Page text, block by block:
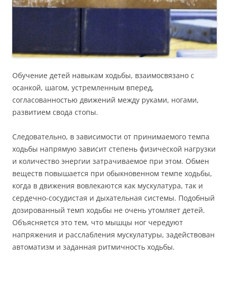
Обучение детей навыкам ходьбы, взаимосвязано с
осанкой, шагом, устремленным вперед,
согласованностью движений между руками, ногами,
развитием свода стопы.
Следовательно, в зависимости от принимаемого темпа
ходьбы напрямую зависит степень физической нагрузки
и количество энергии затрачиваемое при этом. Обмен
веществ повышается при обыкновенном темпе ходьбы,
когда в движения вовлекаются как мускулатура, так и
сердечно-сосудистая и дыхательная системы. Подобный
дозированный темп ходьбы не очень утомляет детей.
Объясняется это тем, что мышцы ног чередуют
напряжения и расслабления мускулатуры, задействован
автоматизм и заданная ритмичность ходьбы.